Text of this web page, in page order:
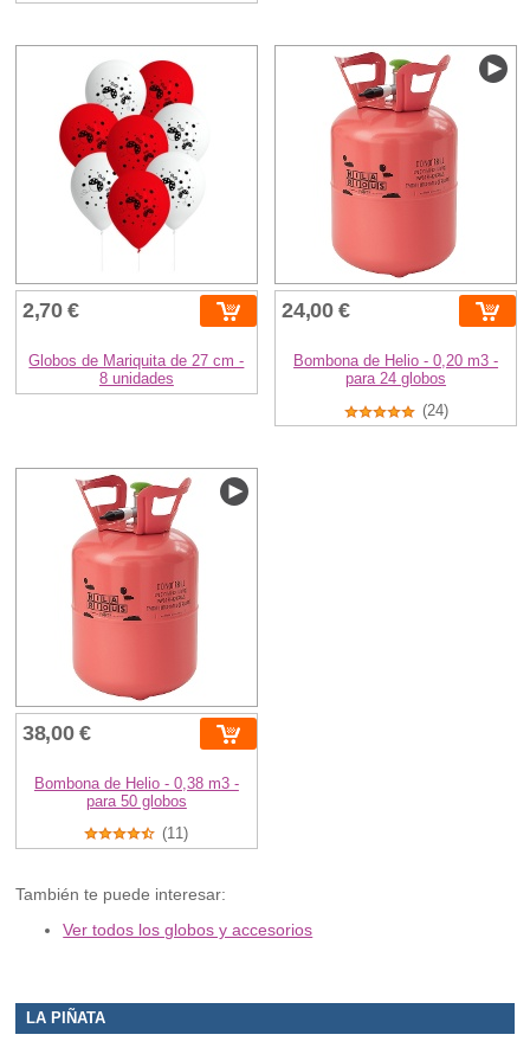
2,70 €
Globos de Mariquita de 27 cm -
8 unidades
24,00 €
Bombona de Helio - 0,20 m3 -
para 24 globos
(24)
38,00 €
Bombona de Helio - 0,38 m3 -
para 50 globos
(11)
También te puede interesar:
Ver todos los globos y accesorios
LA PIÑATA